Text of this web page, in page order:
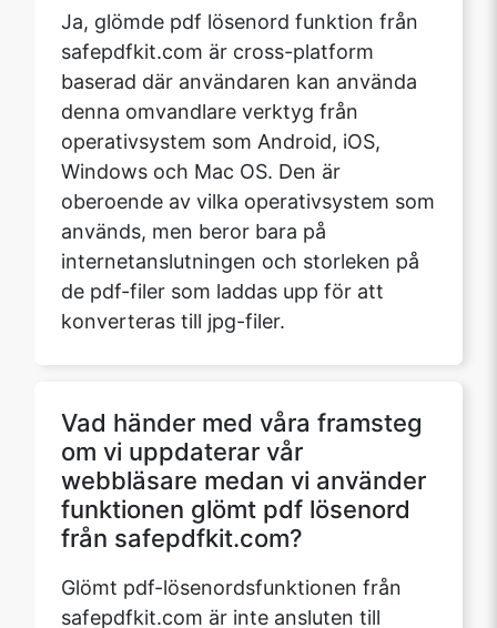
Ja, glömde pdf lösenord funktion från
safepdfkit.com är cross-platform
baserad där användaren kan använda
denna omvandlare verktyg från
operativsystem som Android, iOS,
Windows och Mac OS. Den är
oberoende av vilka operativsystem som
används, men beror bara på
internetanslutningen och storleken på
de pdf-filer som laddas upp för att
konverteras till jpg-filer.
Vad händer med våra framsteg
om vi uppdaterar vår
webbläsare medan vi använder
funktionen glömt pdf lösenord
från safepdfkit.com?
Glömt pdf-lösenordsfunktionen från
safepdfkit.com är inte ansluten till